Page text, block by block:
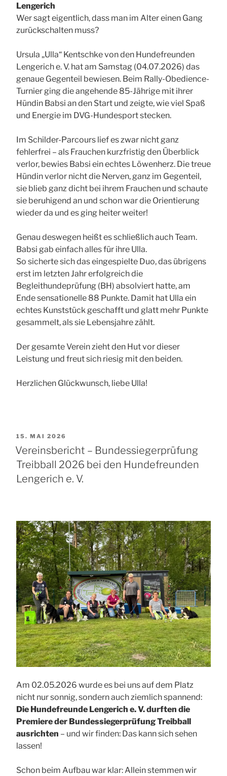
Lengerich
Wer sagt eigentlich, dass man im Alter einen Gang
zurückschalten muss?
Ursula „Ulla“ Kentschke von den Hundefreunden
Lengerich e. V. hat am Samstag (04.07.2026) das
genaue Gegenteil bewiesen. Beim Rally-Obedience-
Turnier ging die angehende 85-Jährige mit ihrer
Hündin Babsi an den Start und zeigte, wie viel Spaß
und Energie im DVG-Hundesport stecken.
Im Schilder-Parcours lief es zwar nicht ganz
fehlerfrei – als Frauchen kurzfristig den Überblick
verlor, bewies Babsi ein echtes Löwenherz. Die treue
Hündin verlor nicht die Nerven, ganz im Gegenteil,
sie blieb ganz dicht bei ihrem Frauchen und schaute
sie beruhigend an und schon war die Orientierung
wieder da und es ging heiter weiter!
Genau deswegen heißt es schließlich auch Team.
Babsi gab einfach alles für ihre Ulla.
So sicherte sich das eingespielte Duo, das übrigens
erst im letzten Jahr erfolgreich die
Begleithundeprüfung (BH) absolviert hatte, am
Ende sensationelle 88 Punkte. Damit hat Ulla ein
echtes Kunststück geschafft und glatt mehr Punkte
gesammelt, als sie Lebensjahre zählt.
Der gesamte Verein zieht den Hut vor dieser
Leistung und freut sich riesig mit den beiden.
Herzlichen Glückwunsch, liebe Ulla!
VERÖFFENTLICHT
AM
15. MAI 2026
Vereinsbericht – Bundessiegerprüfung
Treibball 2026 bei den Hundefreunden
Lengerich e. V.
Am 02.05.2026 wurde es bei uns auf dem Platz
nicht nur sonnig, sondern auch ziemlich spannend:
Die Hundefreunde Lengerich e. V. durften die
Premiere der Bundessiegerprüfung Treibball
ausrichten – und wir finden: Das kann sich sehen
lassen!
Schon beim Aufbau war klar: Allein stemmen wir